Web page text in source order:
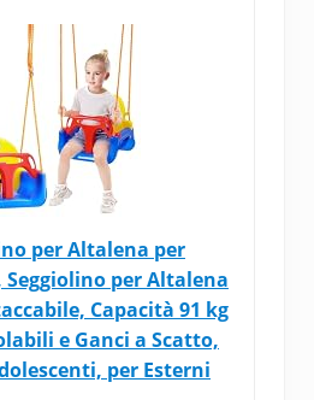
per Altalena per
per Altalena
Capacità 91 kg
e Ganci a Scatto,
per Esterni